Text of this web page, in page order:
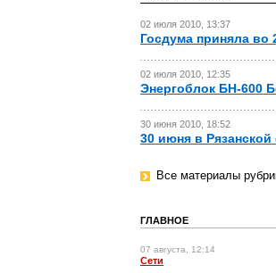
02 июля 2010, 13:37
Госдума приняла во
02 июля 2010, 12:35
Энергоблок БН-600
30 июня 2010, 18:52
30 июня в
Все материалы
ГЛАВНОЕ
07 августа, 12:14
Сети